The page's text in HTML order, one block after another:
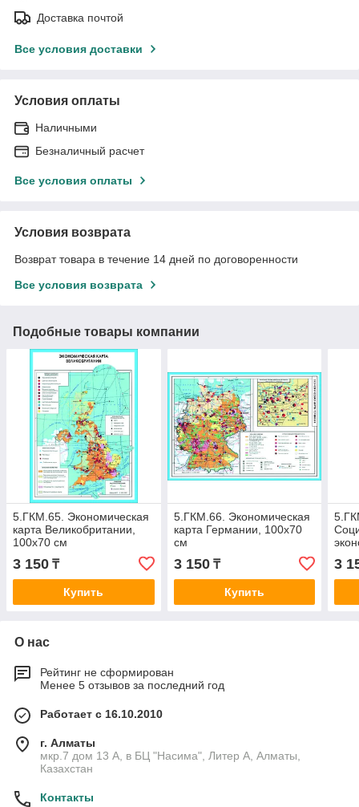
Доставка почтой
Все условия доставки
Условия оплаты
Наличными
Безналичный расчет
Все условия оплаты
Условия возврата
Возврат товара в течение 14 дней по договоренности
Все условия возврата
Подобные товары компании
5.ГКМ.65. Экономическая
карта Великобритании,
100х70 см
3 150 ₸
Купить
5.ГКМ.66. Экономическая
карта Германии, 100х70
см
3 150₸
Купить
3
О нас
Рейтинг не сформирован
Менее 5 отзывов за последний год
Работает с 16.10.2010
г. Алматы
мкр.7 дом 13 А, в БЦ "Насима", Литер А, Алматы,
Казахстан
Контакты